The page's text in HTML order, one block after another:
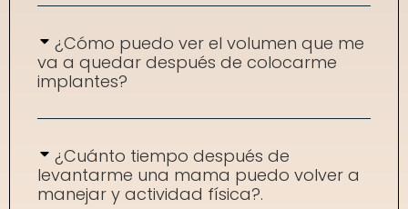
¿Cómo puedo ver el volumen que me
va a quedar después de colocarme
implantes?
¿Cuánto tiempo después de
levantarme una mama puedo volver a
manejar y actividad física?.